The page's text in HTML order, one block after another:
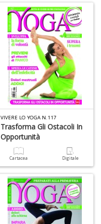
VIVERE LO YOGA N.117
Trasforma Gli Ostacoli In
Opportunità
Cartacea Digitale